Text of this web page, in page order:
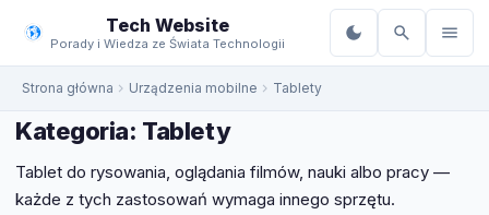
treści
Tech Website
Porady i Wiedza ze Świata Technologii
Strona główna Urządzenia mobilne Tablety
Kategoria: Tablety
Tablet do rysowania, oglądania filmów, nauki albo pracy —
każde z tych zastosowań wymaga innego sprzętu.